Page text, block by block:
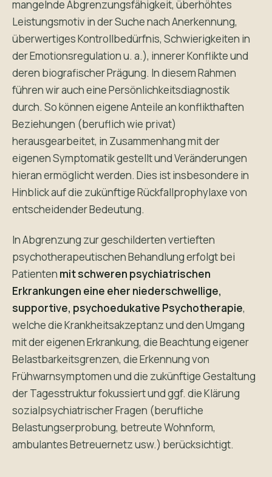
mangelnde Abgrenzungsfähigkeit, überhöhtes
Leistungsmotiv in der Suche nach Anerkennung,
überwertiges Kontrollbedürfnis, Schwierigkeiten in
der Emotionsregulation u. a.), innerer Konflikte und
deren biografischer Prägung. In diesem Rahmen
führen wir auch eine Persönlichkeitsdiagnostik
durch. So können eigene Anteile an konflikthaften
Beziehungen (beruflich wie privat)
herausgearbeitet, in Zusammenhang mit der
eigenen Symptomatik gestellt und Veränderungen
hieran ermöglicht werden. Dies ist insbesondere in
Hinblick auf die zukünftige Rückfallprophylaxe von
entscheidender Bedeutung.
In Abgrenzung zur geschilderten vertieften
psychotherapeutischen Behandlung erfolgt bei
Patienten mit schweren psychiatrischen
Erkrankungen eine eher niederschwellige,
supportive, psychoedukative Psychotherapie,
welche die Krankheitsakzeptanz und den Umgang
mit der eigenen Erkrankung, die Beachtung eigener
Belastbarkeitsgrenzen, die Erkennung von
Frühwarnsymptomen und die zukünftige Gestaltung
der Tagesstruktur fokussiert und ggf. die Klärung
sozialpsychiatrischer Fragen (berufliche
Belastungserprobung, betreute Wohnform,
ambulantes Betreuernetz usw.) berücksichtigt.